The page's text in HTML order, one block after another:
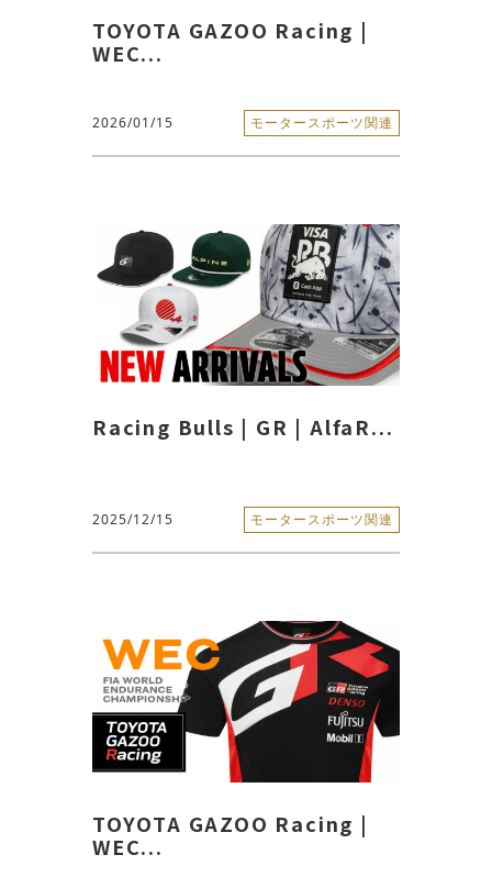
TOYOTA GAZOO Racing |
WEC...
2026/01/15 モータースポーツ関連
Racing Bulls | GR | AlfaR...
2025/12/15 モータースポーツ関連
TOYOTA GAZOO Racing |
WEC...